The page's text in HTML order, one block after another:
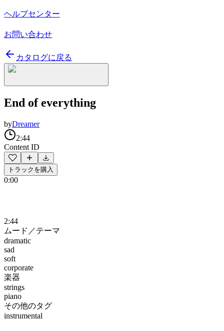
ヘルプセンター
お問い合わせ
カタログに戻る
End of everything
byDreamer
2:44
Content ID
トラックを購入
0:00
2:44
ムード／テーマ
dramatic
sad
soft
corporate
楽器
strings
piano
その他のタグ
instrumental